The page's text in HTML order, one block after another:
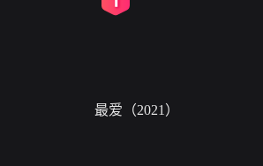
最爱（2021）